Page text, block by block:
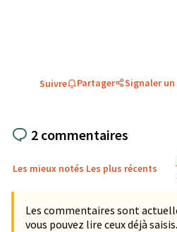
Suivre Partager Signaler
2 commentaires
Les mieux notés Les plus récents
Les commentaires sont
vous pouvez lire ceux déjà saisis.